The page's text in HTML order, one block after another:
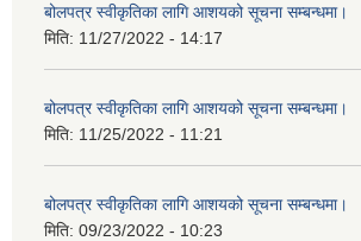
बोलपत्र स्वीकृतिका लागि आशयको सूचना सम्बन्धमा।
मिति: 11/27/2022 - 14:17
बोलपत्र स्वीकृतिका लागि आशयको सूचना सम्बन्धमा।
मिति: 11/25/2022 - 11:21
बोलपत्र स्वीकृतिका लागि आशयको सूचना सम्बन्धमा।
मिति: 09/23/2022 - 10:23